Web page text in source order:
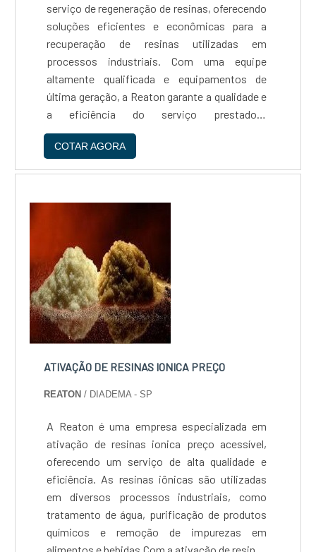
serviço de regeneração de resinas, oferecendo
soluções eficientes e econômicas para a
recuperação de resinas utilizadas em
processos industriais. Com uma equipe
altamente qualificada e equipamentos de
última geração, a Reaton garante a qualidade e
a eficiência do serviço prestado.A
regeneração de resinas é uma alternativa
sustentável e econômica para a substituição
de resinas saturadas, permitindo a reutilização
produtivos. Além disso, a regeneração de
para a preservação do meio ambiente.A
Reaton é uma empresa de confiança,
comprometida com a satisfação de seus
clientes e com a qualidade de seus serviços.
Com anos de experiência no mercado, a
Reaton é referência em regeneração de
resinas, oferecendo soluções personalizadas e
eficientes para atender às necessidades de
regeneração de resinas de qualidade e
COTAR AGORA
ATIVAÇÃO DE RESINAS IONICA PREÇO
REATON/ DIADEMA - SP
A Reaton é uma empresa especializada em
ativação de resinas ionica preço acessível,
oferecendo um serviço de alta qualidade e
eficiência. As resinas iônicas são utilizadas
em diversos processos industriais, como
tratamento de água, purificação de produtos
químicos e remoção de impurezas em
alimentos e bebidas.Com a ativação de resinas